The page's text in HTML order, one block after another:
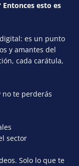
esto es
es un punto
y amantes del
cada carátula,
no te perderás
sector
Solo lo que te